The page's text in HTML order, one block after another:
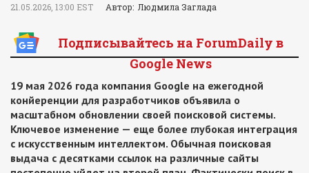
21.05.2026, 13:00 EST Автор: Людмила Заглада
Подписывайтесь на ForumDaily в
Google News
19 мая 2026 года компания Google на ежегодной
конйеренции для разработчиков объявила о
масштабном обновлении своей поисковой системы.
Ключевое изменение — еще более глубокая интеграция
с искусственным интеллектом. Обычная поисковая
выдача с десятками ссылок на различные сайты